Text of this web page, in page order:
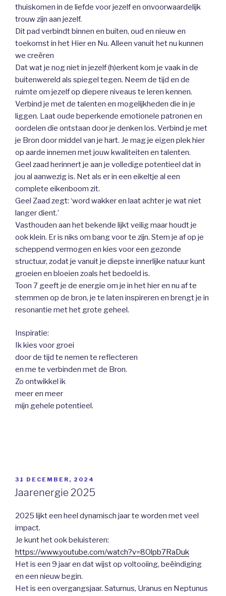
thuiskomen in de liefde voor jezelf en onvoorwaardelijk
trouw zijn aan jezelf.
Dit pad verbindt binnen en buiten, oud en nieuw en
toekomst in het Hier en Nu. Alleen vanuit het nu kunnen
we creëren
Dat wat je nog niet in jezelf (h)erkent kom je vaak in de
buitenwereld als spiegel tegen. Neem de tijd en de
ruimte om jezelf op diepere niveaus te leren kennen.
Verbind je met de talenten en mogelijkheden die in je
liggen. Laat oude beperkende emotionele patronen en
oordelen die ontstaan door je denken los. Verbind je met
je Bron door middel van je hart. Je mag je eigen plek hier
op aarde innemen met jouw kwaliteiten en talenten.
Geel zaad herinnert je aan je volledige potentieel dat in
jou al aanwezig is. Net als er in een eikeltje al een
complete eikenboom zit.
Geel Zaad zegt: ‘word wakker en laat achter je wat niet
langer dient.’
Vasthouden aan het bekende lijkt veilig maar houdt je
ook klein. Er is niks om bang voor te zijn. Stem je af op je
scheppend vermogen en kies voor een gezonde
structuur, zodat je vanuit je diepste innerlijke natuur kunt
groeien en bloeien zoals het bedoeld is.
Toon 7 geeft je de energie om je in het hier en nu af te
stemmen op de bron, je te laten inspireren en brengt je in
resonantie met het grote geheel.
Inspiratie:
Ik kies voor groei
door de tijd te nemen te reflecteren
en me te verbinden met de Bron.
Zo ontwikkel ik
meer en meer
mijn gehele potentieel.
GEPLAATST
OP
31 DECEMBER, 2024
Jaarenergie 2025
2025 lijkt een heel dynamisch jaar te worden met veel
impact.
Je kunt het ook beluisteren:
https://www.youtube.com/watch?v=8Olpb7RaDuk
Het is een 9 jaar en dat wijst op voltooiing, beëindiging
en een nieuw begin.
Het is een overgangsjaar. Saturnus, Uranus en Neptunus